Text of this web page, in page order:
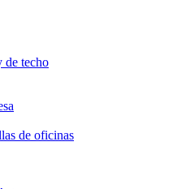
de techo
de oficinas